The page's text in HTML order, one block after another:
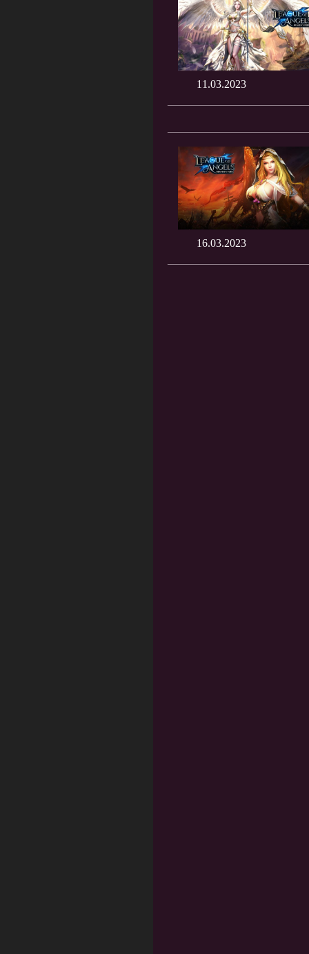
11.03.2023
16.03.2023